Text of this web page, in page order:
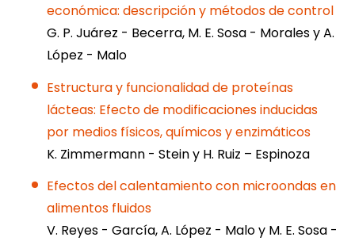
económica: descripción y métodos de control
G. P. Juárez - Becerra, M. E. Sosa - Morales y A.
López - Malo
Estructura y funcionalidad de proteínas
lácteas: Efecto de modificaciones inducidas
por medios físicos, químicos y enzimáticos
K. Zimmermann - Stein y H. Ruiz – Espinoza
Efectos del calentamiento con microondas en
alimentos fluidos
V. Reyes - García, A. López - Malo y M. E. Sosa -